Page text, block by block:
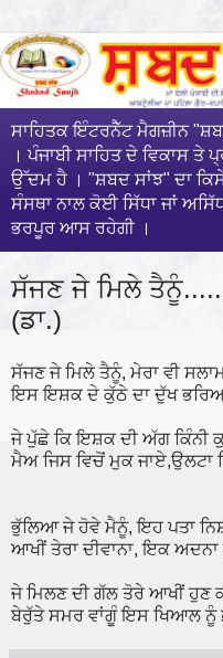
ਸਾਹਿਤਕ ਇੰਟਰਨੈੱਟ ਮੈਗਜ਼ੀਨ
। ਪੰਜਾਬੀ ਸਾਹਿਤ ਦੇ ਵਿਕਾਸ
ਉੱਦਮ ਹੈ । "ਸ਼ਬਦ ਸਾਂਝ" ਦਾ ਕਿਸੇ
ਸੰਸਥਾ ਨਾਲ ਕੋਈ ਸਿੱਧਾ ਜਾਂ
ਭਰਪੂਰ ਆਸ ਰਹੇਗੀ ।
ਸੱਜਣ ਜੇ ਮਿਲੇ
(ਡਾ.)
ਸੱਜਣ ਜੇ ਮਿਲੇ ਤੈਨੂੰ, ਮੇਰਾ ਵੀ
ਇਸ ਇਸ਼ਕ ਦੇ ਕੁੱਠੇ ਦਾ ਦੁੱਖ
ਜੇ ਪੁੱਛੇ ਕਿ ਇਸ਼ਕ ਦੀ ਅੱਗ ਕਿੰਨੀ
ਮੈਅ ਜਿਸ ਵਿਚੋਂ ਮੁਕ ਜਾਏ,ਉਲਟਾ
ਭੁੱਲਿਆ ਜੇ ਹੋਵੇ ਮੈਨੂੰ, ਇਹ ਪਤਾ
ਆਖੀਂ ਤੇਰਾ ਦੀਵਾਨਾ, ਇਕ
ਜੇ ਮਿਲਣ ਦੀ ਗੱਲ ਤੋਰੇ ਆਖੀਂ ਹੁਣ
ਬੇਰੁੱਤੇ ਸਮਰ ਵਾਂਗੂੰ ਇਸ ਖਿਆਲ ਨੂੰ